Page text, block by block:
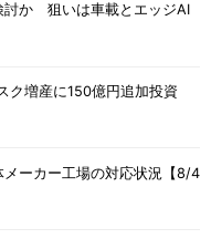
討か 狙いは車載とエッジAI
ク増産に150億円追加投資
ーカー工場の対応状況【8/4